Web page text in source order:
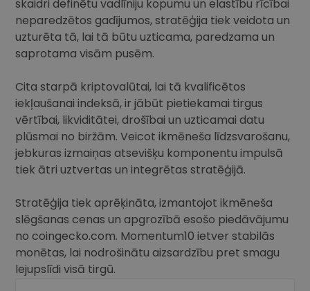
skaidri definētu vadlīniju kopumu un elastību rīcībai
neparedzētos gadījumos, stratēģija tiek veidota un
uzturēta tā, lai tā būtu uzticama, paredzama un
saprotama visām pusēm.
Cita starpā kriptovalūtai, lai tā kvalificētos
iekļaušanai indeksā, ir jābūt pietiekamai tirgus
vērtībai, likviditātei, drošībai un uzticamai datu
plūsmai no biržām. Veicot ikmēneša līdzsvarošanu,
jebkuras izmaiņas atsevišķu komponentu impulsā
tiek ātri uztvertas un integrētas stratēģijā.
Stratēģija tiek aprēķināta, izmantojot ikmēneša
slēgšanas cenas un apgrozībā esošo piedāvājumu
no coingecko.com. Momentum10 ietver stabilās
monētas, lai nodrošinātu aizsardzību pret smagu
lejupslīdi visā tirgū.